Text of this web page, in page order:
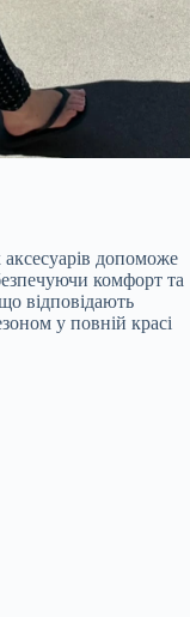
допоможе
комфорт та
відповідають
у повній красі